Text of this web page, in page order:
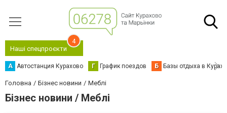
Наші спецпроєкти
4
А Автостанция Курахово Г График поездов Б Базы отдыха в
Головна Бізнес новини Меблі
Бізнес новини / Меблі